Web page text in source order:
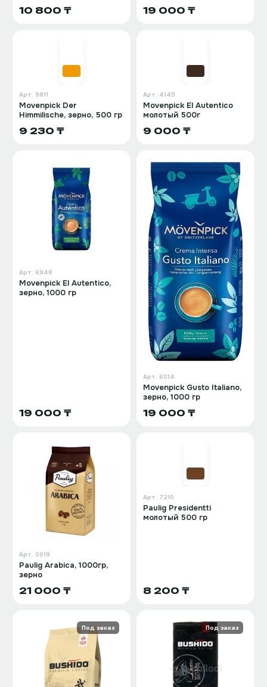
10 800 ₸ 19 000 ₸
Арт. 9811
Movenpick Der
Himmilische, зерно, 500 гр
9 230 ₸
Арт. 4145
Movenpick El Autentico
молотый 500г
9 000 ₸
Арт. 6948
Movenpick El Autentico,
зерно, 1000 гр
19 000 ₸
Арт. 6014
Movenpick Gusto Italiano,
зерно, 1000 гр
19 000 ₸
Арт. 0019
Paulig Arabica, 1000гр,
зерно
21 000 ₸
Арт. 7210
Paulig Presidentti
молотый 500 гр
8 200 ₸
Под заказ Под заказ